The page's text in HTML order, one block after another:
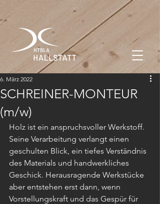
SCHREINER-MONTEUR
(m/w)
6. März 2022
Holz ist ein anspruchsvoller Werkstoff.
Seine Verarbeitung verlangt einen
geschulten Blick, ein tiefes Verständnis
des Materials und handwerkliches
Geschick. Herausragende Werkstücke
aber entstehen erst dann, wenn
Vorstellungskraft und das Gespür für